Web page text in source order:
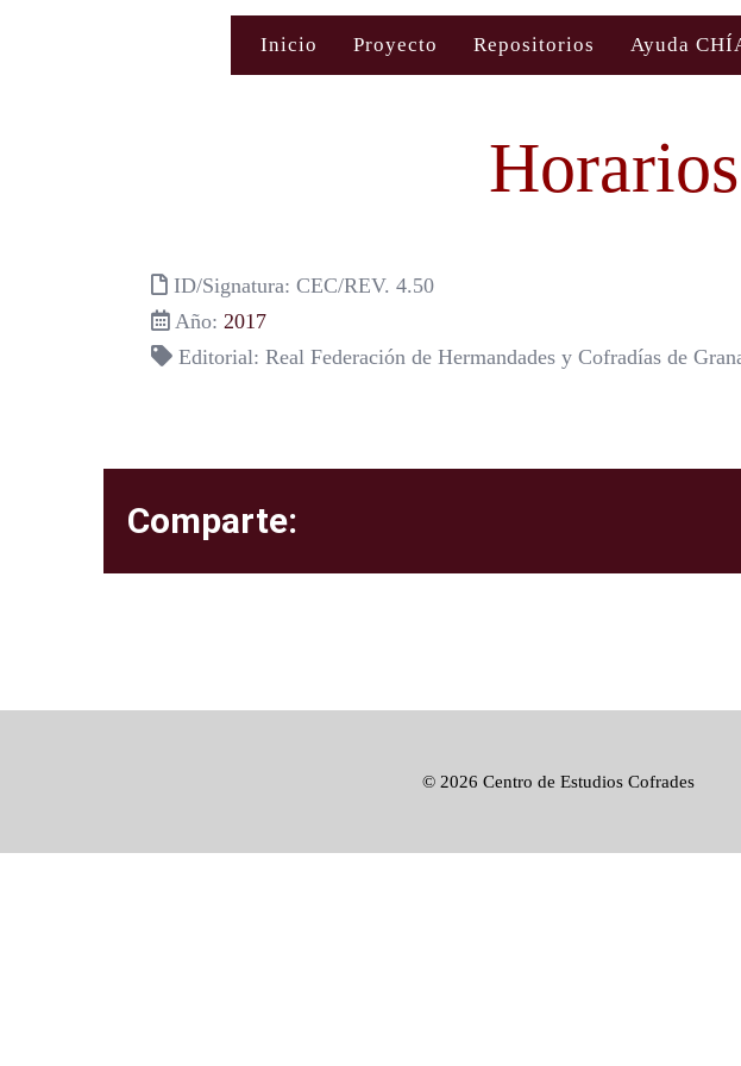
Inicio Proyecto Repositorios Ayuda
ID/Signatura: CEC/REV. 4.50
Año: 2017
Editorial: Real Federación de Hermandades y Cofradías de
Comparte:
© 2026 Centro de Estudios Cofrades